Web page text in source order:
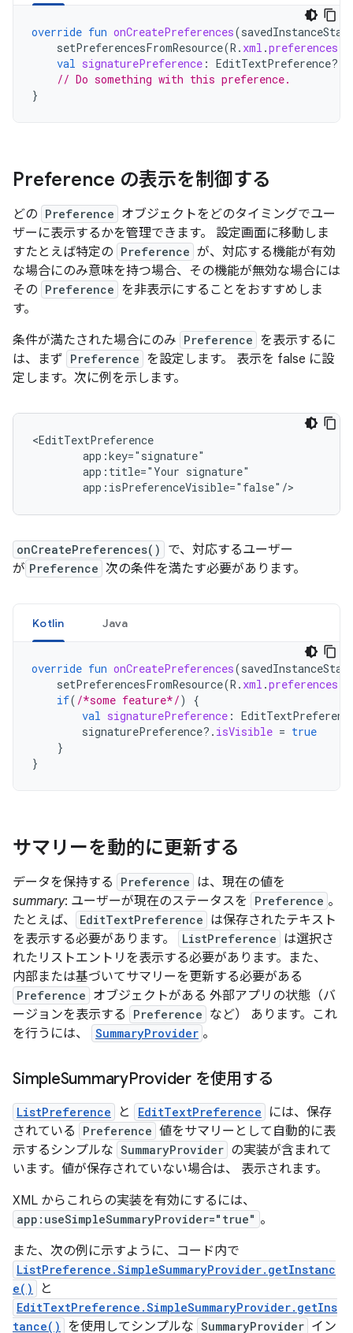
override fun onCreatePreferences(
setPreferencesFromResource(R . xml .preferences
val signaturePreference : EditTextPreference?
// Do something with this preference.
}
Preference の表示を制御する
どの Preference オブジェクトをどのタイミングでユー
ザーに表示するかを管理できます。 設定画面に移動しま
すたとえば特定の Preference が、対応する機能が有効
な場合にのみ意味を持つ場合、その機能が無効な場合には
その Preference を非表示にすることをおすすめしま
す。
条件が満たされた場合にのみ Preference を表示するに
は、まず Preference を設定します。 表示を false に設
定します。次に例を示します。
app:title="Your
app:isPreferenceVisible="false"/>
onCreatePreferences()
で、対応するユーザー
が Preference 次の条件を満たす必要があります。
Kotlin Java
override fun onCreatePreferences(
setPreferencesFromResource(R . xml .preferences
if( /*some feature*/)
{
val signaturePreference :
signaturePreference?. isVisible = true
}
}
サマリーを動的に更新する
データを保持する Preference は、現在の値を
summary: ユーザーが現在のステータスを Preference 。
たとえば、
EditTextPreference は保存されたテキスト
を表示する必要があります。
ListPreference は選択さ
れたリストエントリを表示する必要があります。また、
内部または基づいてサマリーを更新する必要がある
Preference オブジェクトがある 外部アプリの状態（バ
ージョンを表示する
Preference など） あります。これ
を行うには、
SummaryProvider 。
SimpleSummaryProvider を使用する
ListPreference と EditTextPreference
には、保存
されている
Preference 値をサマリーとして自動的に表
示するシンプルな SummaryProvider の実装が含まれて
います。値が保存されていない場合は、 表示されます。
XML からこれらの実装を有効にするには、
app:useSimpleSummaryProvider="true" 。
また、次の例に示すように、コード内で
ListPreference.SimpleSummaryProvider.getInstanc
e()
と
EditTextPreference.SimpleSummaryProvider.getIns
tance()
を使用してシンプルな SummaryProvider イン